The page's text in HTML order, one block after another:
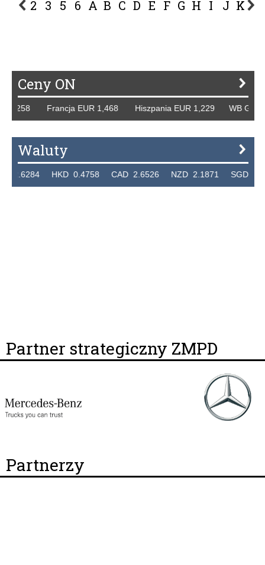
2 3 5 6 A B C D E F G H I J K L
Ceny ON
Francja EUR 1,468 Hiszpania EUR 1,229 WB GBP
Waluty
HKD 0.4758 CAD 2.6526 NZD 2.1871 SGD
Partner strategiczny ZMPD
Partnerzy